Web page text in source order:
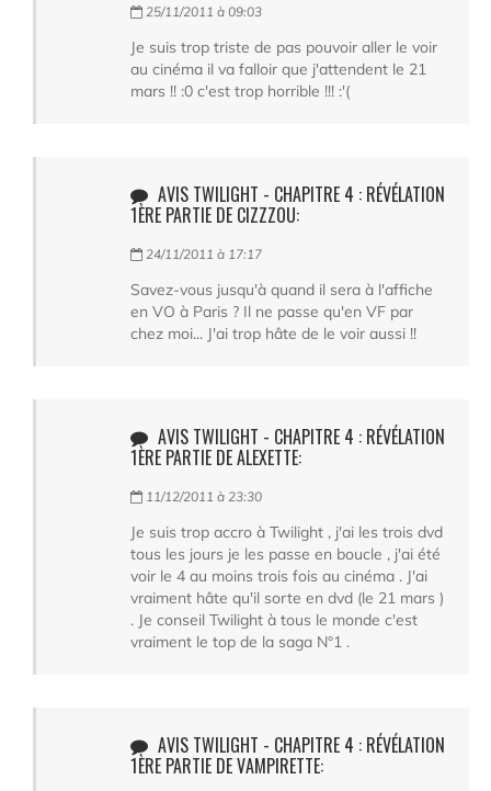
25/11/2011 à 09:03
Je suis trop triste de pas pouvoir aller le voir
au cinéma il va falloir que j'attendent le 21
mars !! :0 c'est trop horrible !!! :'(
AVIS TWILIGHT - CHAPITRE 4 : RÉVÉLATION
1ÈRE PARTIE DE CIZZZOU:
24/11/2011 à 17:17
Savez-vous jusqu'à quand il sera à l'affiche
en VO à Paris ? Il ne passe qu'en VF par
chez moi... J'ai trop hâte de le voir aussi !!
AVIS TWILIGHT - CHAPITRE 4 : RÉVÉLATION
1ÈRE PARTIE DE ALEXETTE:
11/12/2011 à 23:30
Je suis trop accro à Twilight , j'ai les trois dvd
tous les jours je les passe en boucle , j'ai été
voir le 4 au moins trois fois au cinéma . J'ai
vraiment hâte qu'il sorte en dvd (le 21 mars )
. Je conseil Twilight à tous le monde c'est
vraiment le top de la saga N°1 .
AVIS TWILIGHT - CHAPITRE 4 : RÉVÉLATION
1ÈRE PARTIE DE VAMPIRETTE: